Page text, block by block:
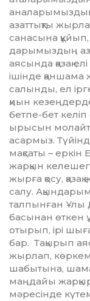
азаттықты
санасына
да­рымыздың
аясында қазақ
ішінде қаншама
салынды, ел
қиын
бетпе-бет
ырысын
асармыз.
мақсаты – еркін
жарқын
жырға қосу,
салу.
талпынған Ұлы
басынан өткен
отырып, ірі
бар. Тақы­рып
жырлап,
шабытына,
маң­дайы
мәресінде